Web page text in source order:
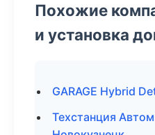
Похожие
и установка
GARAGE Hybrid
Техстанция